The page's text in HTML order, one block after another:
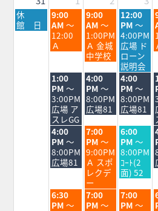
月
曜
日,
休
館 日
火
曜
日,
9
月
2026
9:00
AM ～
12:00
Ａ
水
曜
日,
9
月
2nd
2026
9:00
AM ～
1:00PM
Ａ 金城
中学校
木
曜
日,
9
月
3rd
2026
12:00
PM ～
4:00PM
広場 ド
ローン
説明会
火
曜
日,
9
月
1st
2026
1:00
PM ～
3:00PM
広場 ア
スレGG
水
曜
日,
9
月
2nd
2026
4:00
PM ～
8:00PM
広場81
木
曜
日,
9
月
3rd
2026
4:00
PM ～
8:00PM
広場81
火
曜
日,
9
月
2026
4:00
PM ～
8:00PM
広場81
水
曜
日,
9
月
2nd
2026
7:00
PM ～
9:00PM
Ａ スポ
レクデ
ー
木
曜
日,
9
月
3rd
2026
6:00
PM ～
8:00PM
ｺｰﾄ(2
面) 52
火
曜
6:30
PM ～
水
曜
7:00
PM ～
木
曜
7:00
PM ～